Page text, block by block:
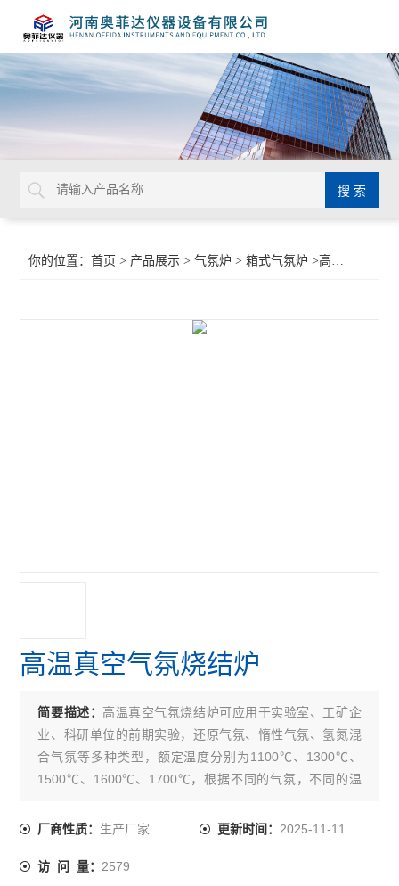
你的位置：首页 > 产品展示 >气氛炉 >箱式气氛炉 >高温真空气氛烧结炉
高温真空气氛烧结炉
简要描述： 高温真空气氛烧结炉可应用于实验室、工矿企
业、科研单位的前期实验，还原气氛、惰性气氛、氢氮混
合气氛等多种类型，额定温度分别为1100℃、1300℃、
1500℃、1600℃、1700℃，根据不同的气氛，不同的温
可满足于不同工艺实验而特殊制造。
厂商性质： 生产厂家 更新时间： 2025-11-11
访 问 量：2579